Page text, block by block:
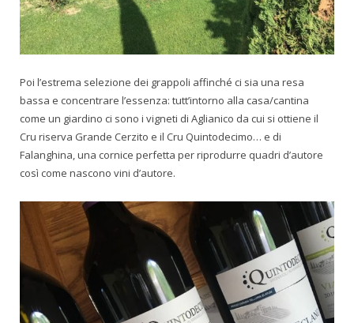
Poi l’estrema selezione dei grappoli affinché ci sia una resa
bassa e concentrare l’essenza: tutt’intorno alla casa/cantina
come un giardino ci sono i vigneti di Aglianico da cui si ottiene il
Cru riserva Grande Cerzito e il Cru Quintodecimo… e di
Falanghina, una cornice perfetta per riprodurre quadri d’autore
così come nascono vini d’autore.